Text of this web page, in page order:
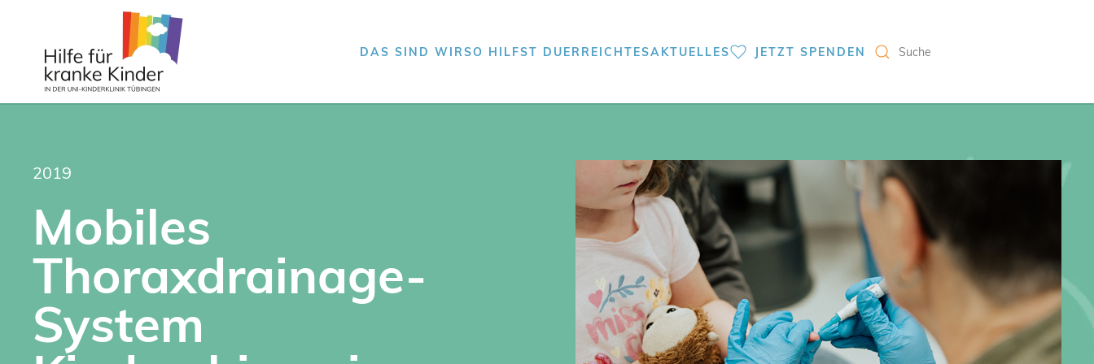
DAS SIND WIRSO HILFST DUERREICHTESAKTUELLES JETZT SPENDEN
2019
Mobiles
Thoraxdrainage-
System